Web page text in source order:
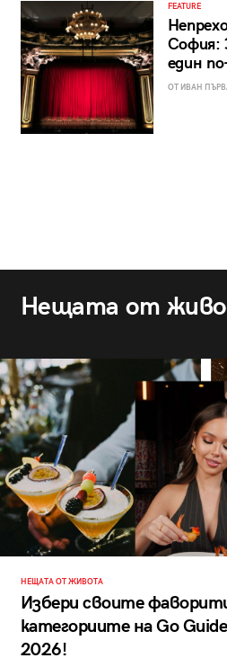
FEATURE
София:
един
ОТ ИВАН
Нещата от
НЕЩАТА ОТ ЖИВОТА
Избери своите
категориите на Go
2026!